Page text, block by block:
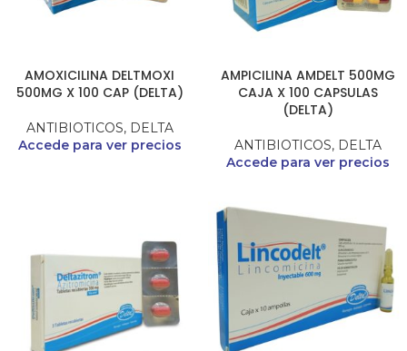
AMOXICILINA DELTMOXI
500MG X 100 CAP (DELTA)
ANTIBIOTICOS, DELTA
Accede para ver precios
AMPICILINA AMDELT 500MG
CAJA X 100 CAPSULAS
(DELTA)
ANTIBIOTICOS, DELTA
Accede para ver precios